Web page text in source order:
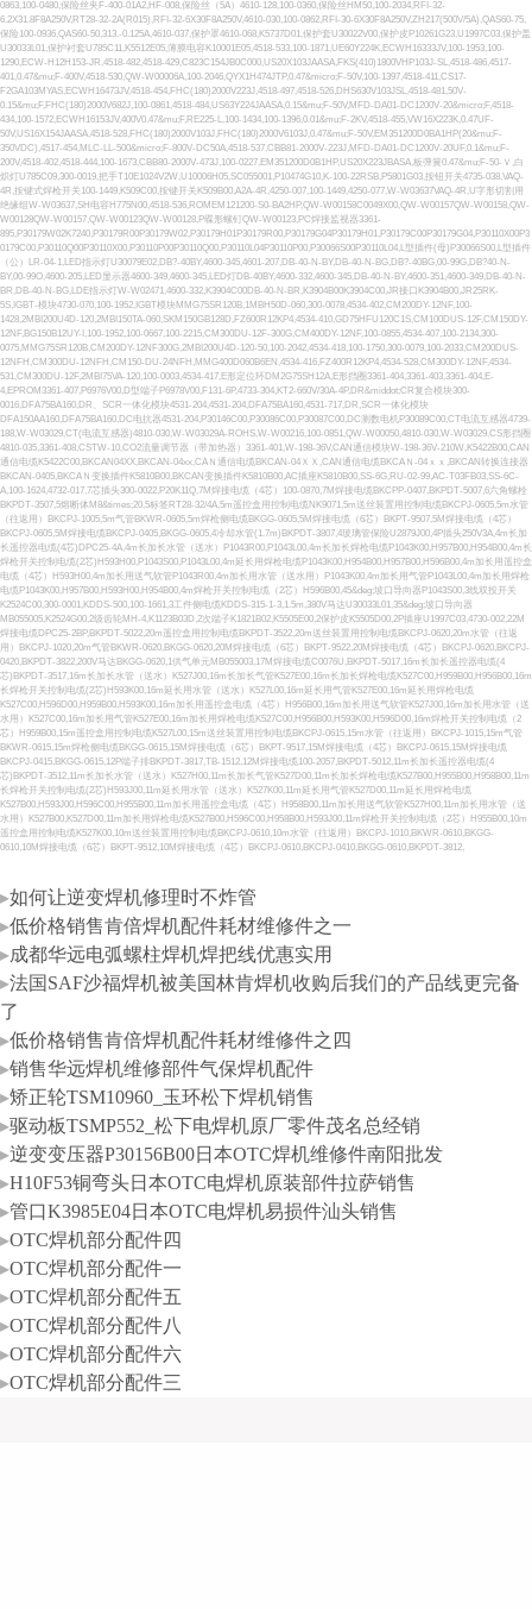
▸如何让逆变焊机修理时不炸管
▸低价格销售肯倍焊机配件耗材维修件之一
▸成都华远电弧螺柱焊机焊把线优惠实用
▸法国SAF沙福焊机被美国林肯焊机收购后我们的产品线更完备
了
▸低价格销售肯倍焊机配件耗材维修件之四
▸销售华远焊机维修部件气保焊机配件
▸矫正轮TSM10960_玉环松下焊机销售
▸驱动板TSMP552_松下电焊机原厂零件茂名总经销
▸逆变变压器P30156B00日本OTC焊机维修件南阳批发
▸H10F53铜弯头日本OTC电焊机原装部件拉萨销售
▸管口K3985E04日本OTC电焊机易损件汕头销售
▸OTC焊机部分配件四
▸OTC焊机部分配件一
▸OTC焊机部分配件五
▸OTC焊机部分配件八
▸OTC焊机部分配件六
▸OTC焊机部分配件三